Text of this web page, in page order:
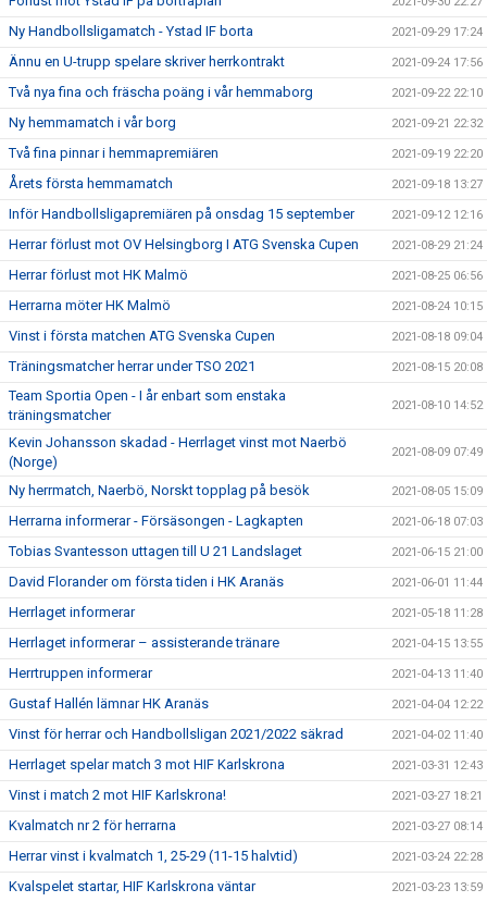
Ny Handbollsligamatch - Ystad IF borta 2021-09-29 17:24
Ännu en U-trupp spelare skriver herrkontrakt 2021-09-24 17:56
Två nya fina och fräscha poäng i vår hemmaborg 2021-09-22 22:10
Ny hemmamatch i vår borg 2021-09-21 22:32
Två fina pinnar i hemmapremiären 2021-09-19 22:20
Årets första hemmamatch 2021-09-18 13:27
Inför Handbollsligapremiären på onsdag 15 september 2021-09-12 12:16
Herrar förlust mot OV Helsingborg I ATG Svenska Cupen 2021-08-29 21:24
Herrar förlust mot HK Malmö 2021-08-25 06:56
Herrarna möter HK Malmö 2021-08-24 10:15
Vinst i första matchen ATG Svenska Cupen 2021-08-18 09:04
Träningsmatcher herrar under TSO 2021 2021-08-15 20:08
Team Sportia Open - I år enbart som enstaka
träningsmatcher
2021-08-10 14:52
Kevin Johansson skadad - Herrlaget vinst mot Naerbö
(Norge)
2021-08-09 07:49
Ny herrmatch, Naerbö, Norskt topplag på besök 2021-08-05 15:09
Herrarna informerar - Försäsongen - Lagkapten 2021-06-18 07:03
Tobias Svantesson uttagen till U 21 Landslaget 2021-06-15 21:00
David Florander om första tiden i HK Aranäs 2021-06-01 11:44
Herrlaget informerar 2021-05-18 11:28
Herrlaget informerar – assisterande tränare 2021-04-15 13:55
Herrtruppen informerar 2021-04-13 11:40
Gustaf Hallén lämnar HK Aranäs 2021-04-04 12:22
Vinst för herrar och Handbollsligan 2021/2022 säkrad 2021-04-02 11:40
Herrlaget spelar match 3 mot HIF Karlskrona 2021-03-31 12:43
Vinst i match 2 mot HIF Karlskrona! 2021-03-27 18:21
Kvalmatch nr 2 för herrarna 2021-03-27 08:14
Herrar vinst i kvalmatch 1, 25-29 (11-15 halvtid) 2021-03-24 22:28
Kvalspelet startar, HIF Karlskrona väntar 2021-03-23 13:59